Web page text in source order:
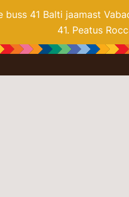
buss 41 Balti jaamast
41. Peatus